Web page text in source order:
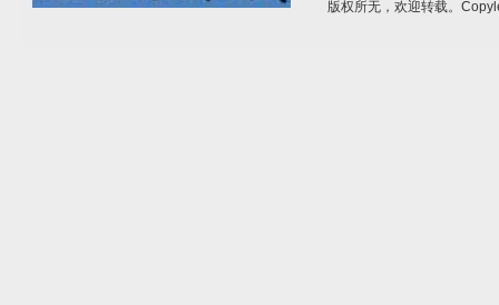
版权所无，欢迎转载。